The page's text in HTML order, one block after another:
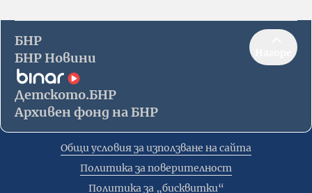
БНР
БНР Новини
Детското.БНР
Архивен фонд на БНР
Общи условия за използване на сайта
Политика за поверителност
Политика за „бисквитки“